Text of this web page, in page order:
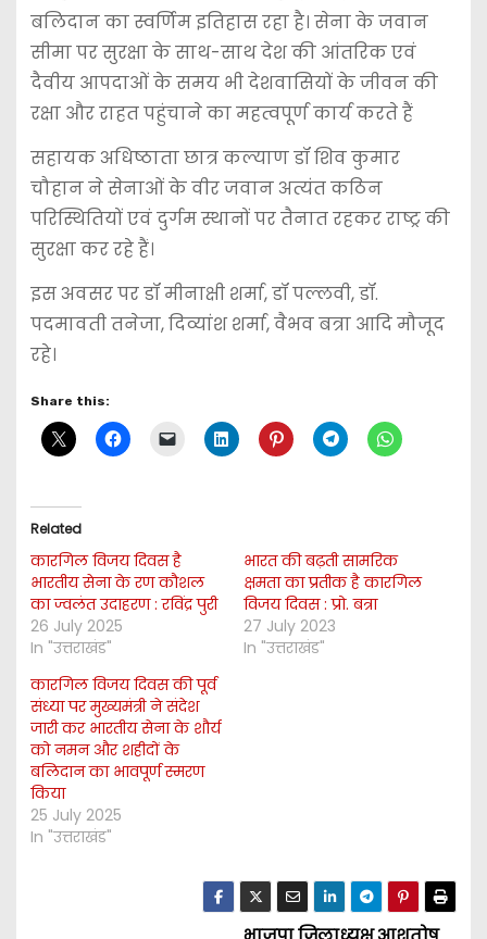
बलिदान का स्वर्णिम इतिहास रहा है। सेना के जवान
सीमा पर सुरक्षा के साथ-साथ देश की आंतरिक एवं
दैवीय आपदाओं के समय भी देशवासियों के जीवन की
रक्षा और राहत पहुंचाने का महत्वपूर्ण कार्य करते हैं
सहायक अधिष्ठाता छात्र कल्याण डॉ शिव कुमार
चौहान ने सेनाओं के वीर जवान अत्यंत कठिन
परिस्थितियों एवं दुर्गम स्थानों पर तैनात रहकर राष्ट्र की
सुरक्षा कर रहे हैं।
इस अवसर पर डॉ मीनाक्षी शर्मा, डॉ पल्लवी, डॉ.
पदमावती तनेजा, दिव्यांश शर्मा, वैभव बत्रा आदि मौजूद
रहे।
Share this:
Related
कारगिल विजय दिवस है
भारतीय सेना के रण कौशल
का ज्वलंत उदाहरण : रविंद्र पुरी
26 July 2025
In "उत्तराखंड"
भारत की बढ़ती सामरिक
क्षमता का प्रतीक है कारगिल
विजय दिवस : प्रो. बत्रा
27 July 2023
In "उत्तराखंड"
कारगिल विजय दिवस की पूर्व
संध्या पर मुख्यमंत्री ने संदेश
जारी कर भारतीय सेना के शौर्य
को नमन और शहीदों के
बलिदान का भावपूर्ण स्मरण
किया
25 July 2025
In "उत्तराखंड"